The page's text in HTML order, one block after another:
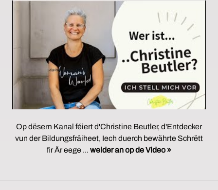
Op dësem Kanal féiert d'Christine Beutler, d'Entdecker
vun der Bildungsfräiheet, Iech duerch bewährte Schrëtt
fir Är eege ... weider an op de Video »